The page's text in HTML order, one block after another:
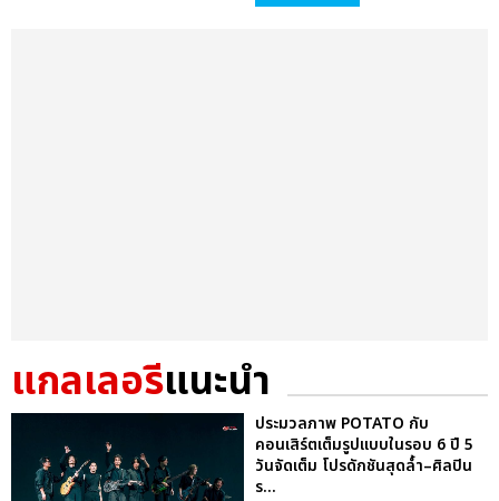
แกลเลอรีแนะนำ
ประมวลภาพ POTATO กับ
คอนเสิร์ตเต็มรูปแบบในรอบ 6 ปี 5
วันจัดเต็ม โปรดักชันสุดล้ำ–ศิลปิน
ร...